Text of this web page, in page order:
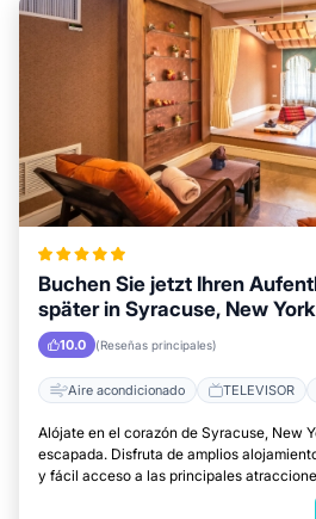
Buchen Sie jetzt Ihren
später in Syracuse, New York
10.0 (Reseñas principales)
Aire acondicionado TELEVISOR
Alójate en el corazón de Syracuse, New
escapada. Disfruta de amplios
y fácil acceso a las principales